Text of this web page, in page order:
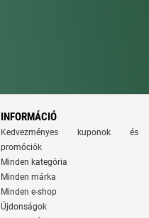
INFORMÁCIÓ
Kedvezményes kuponok és
promóciók
Minden kategória
Minden márka
Minden e-shop
Újdonságok